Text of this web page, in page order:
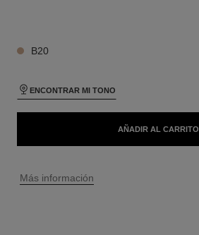
B20
ENCONTRAR MI TONO
AÑADIR AL CARRITO
↩
Más información